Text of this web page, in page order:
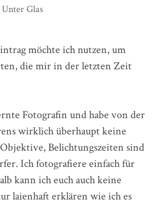
möchte ich nutzen, um
die mir in der letzten Zeit
Fotografin und habe von der
wirklich überhaupt keine
Belichtungszeiten sind
Ich fotografiere einfach für
kann ich euch auch keine
laienhaft erklären wie ich es
Unter Glas